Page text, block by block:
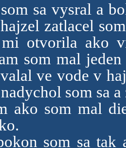
sa vysral a
zatlacel
otvorila ako
som mal
ve vode v
som sa
ako som mal
som sa tak